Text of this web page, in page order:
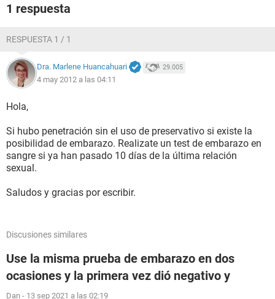
1 respuesta
RESPUESTA 1 / 1
Dra. Marlene Huancahuari 29.005
4 may 2012 a las 04:11
Hola,
Si hubo penetración sin el uso de preservativo si existe la
posibilidad de embarazo. Realizate un test de embarazo en
sangre si ya han pasado 10 días de la última relación
sexual.
Saludos y gracias por escribir.
Discusiones similares
Use la misma prueba de embarazo en dos
ocasiones y la primera vez dió negativo y
Dan - 13 sep 2021 a las 02:19